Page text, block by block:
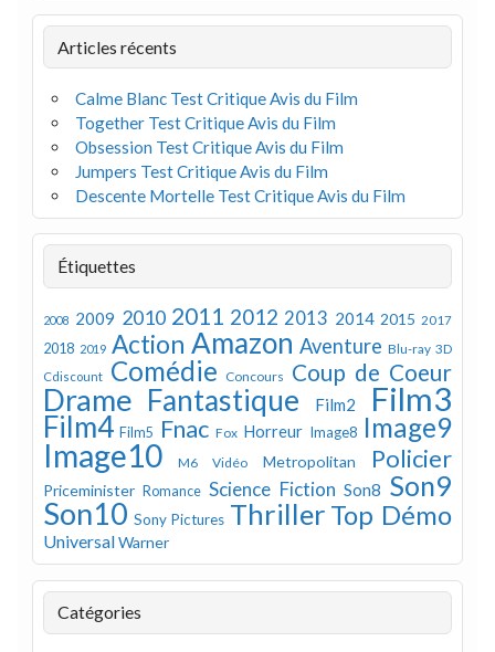
Articles récents
Calme Blanc Test Critique Avis du Film
Together Test Critique Avis du Film
Obsession Test Critique Avis du Film
Jumpers Test Critique Avis du Film
Descente Mortelle Test Critique Avis du Film
Étiquettes
2008 2009 2010 2011 2012 2013 2014 2015 2017
2018 2019 Action Amazon Aventure Blu-ray 3D
Cdiscount Comédie Concours Coup de Coeur
Drame Fantastique Film2 Film3
Film4 Film5 Fnac Fox Horreur Image8 Image9
Image10 M6 Vidéo Metropolitan Policier
Priceminister Romance Science Fiction Son8 Son9
Son10 Sony Pictures Thriller Top Démo
UniversalWarner
Catégories